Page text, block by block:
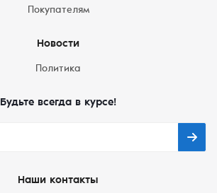
Покупателям
Новости
Политика
Будьте всегда в курсе!
Наши контакты